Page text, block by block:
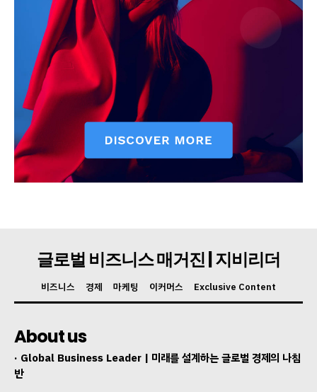
청소년보호정책
글로벌 비즈니스 매거진 | 지비리더
비즈니스 경제 마케팅 이커머스 Exclusive Content
About us
· Global Business Leader | 미래를 설계하는 글로벌 경제의 나침
반